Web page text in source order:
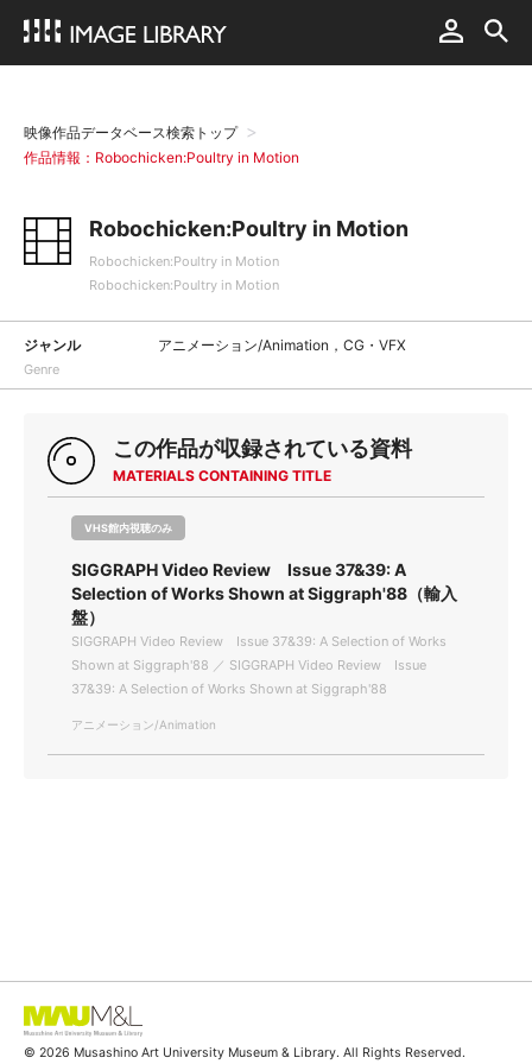
映像作品データベース検索トップ
作品情報：Robochicken:Poultry in Motion
Robochicken:Poultry in Motion
Robochicken:Poultry in Motion
Robochicken:Poultry in Motion
ジャンル
Genre
アニメーション/Animation，CG・VFX
この作品が収録されている資料
MATERIALS CONTAINING TITLE
VHS館内視聴のみ
SIGGRAPH Video Review Issue 37&39: A
Selection of Works Shown at Siggraph'88（輸入
盤）
SIGGRAPH Video Review Issue 37&39: A Selection of Works
Shown at Siggraph'88 ／ SIGGRAPH Video Review Issue
37&39: A Selection of Works Shown at Siggraph'88
アニメーション/Animation
© 2026 Musashino Art University Museum & Library. All Rights Reserved.